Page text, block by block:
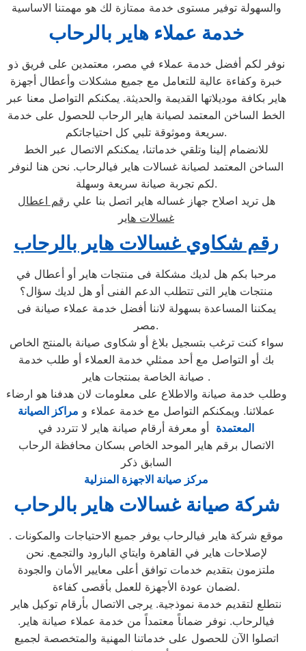
والسهولة توفير مستوى خدمة ممتازة لك هو مهمتنا الاساسية
خدمة عملاء هاير بالرحاب
نوفر لكم أفضل خدمة عملاء في مصر، معتمدين على فريق ذو
خبرة وكفاءة عالية للتعامل مع جميع مشكلات وأعطال أجهزة
هاير بكافة موديلاتها القديمة والحديثة. يمكنكم التواصل معنا عبر
الخط الساخن المعتمد لصيانة هاير الرحاب للحصول على خدمة
سريعة وموثوقة تلبي كل احتياجاتكم.
للانضمام إلينا وتلقي خدماتنا، يمكنكم الاتصال عبر الخط
الساخن المعتمد لصيانة غسالات هاير فيالرحاب. نحن هنا لنوفر
لكم تجربة صيانة سريعة وسهلة.
هل تريد اصلاح جهاز غساله هاير اتصل بنا علي رقم اعطال
غسالات هاير
رقم شكاوي غسالات هاير بالرحاب
مرحبا بكم هل لديك مشكلة فى منتجات هاير أو أعطال في
منتجات هاير التى تتطلب الدعم الفنى أو هل لديك سؤال؟
يمكننا المساعدة بسهولة لاننا أفضل خدمة عملاء صيانة فى
مصر.
سواء كنت ترغب بتسجيل بلاغ أو شكاوى صيانة بالمنتج الخاص
بك أو التواصل مع أحد ممثلي خدمة العملاء أو طلب خدمة
صيانة الخاصة بمنتجات هاير .
وطلب خدمة صيانة والاطلاع على معلومات لان هدفنا هو ارضاء
عملائنا. ويمكنكم التواصل مع خدمة عملاء و مراكز الصيانة
المعتمدة أو معرفة أرقام صيانة هاير لا تتردد في
الاتصال برقم هاير الموحد الخاص بسكان محافظة الرحاب
السابق ذكر
مركز صيانة الاجهزة المنزلية
شركة صيانة غسالات هاير بالرحاب
. موقع شركة هاير فيالرحاب يوفر جميع الاحتياجات والمكونات
لإصلاحات هاير في القاهرة وايتاي البارود والتجمع. نحن
ملتزمون بتقديم خدمات توافق أعلى معايير الأمان والجودة
لضمان عودة الأجهزة للعمل بأقصى كفاءة.
نتطلع لتقديم خدمة نموذجية. يرجى الاتصال بأرقام توكيل هاير
فيالرحاب. نوفر ضماناً معتمداً من خدمة عملاء صيانة هاير.
اتصلوا الآن للحصول على خدماتنا المهنية والمتخصصة لجميع